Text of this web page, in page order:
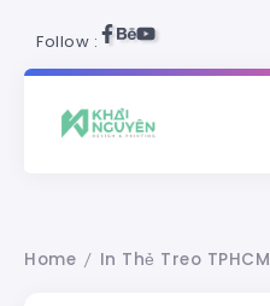
Follow :
Home / In Thẻ Treo